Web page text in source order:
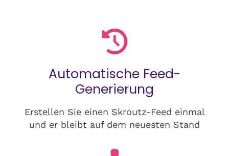
Automatische Feed-
Generierung
Erstellen Sie einen Skroutz-Feed einmal
und er bleibt auf dem neuesten Stand